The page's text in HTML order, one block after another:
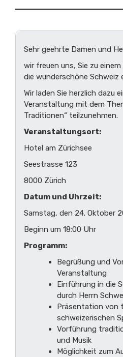
Sehr geehrte Damen und
wir freuen uns, Sie zu
die wunderschöne Schweiz
Wir laden Sie herzlich dazu
Veranstaltung mit dem
Traditionen“ teilzunehmen.
Veranstaltungsort:
Hotel am Zürichsee
Seestrasse 123
8000 Zürich
Datum und Uhrzeit:
Samstag, den 24. Oktober
Beginn um 18:00 Uhr
Programm:
Begrüßung und
Veranstaltung
Einführung in die
durch Herrn
Präsentation von
schweizerischen
Vorführung
und Musik
Möglichkeit zum